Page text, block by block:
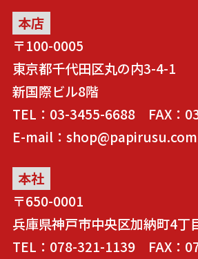
本店
〒100-0005
東京都千代田区丸の内3-4-1
新国際ビル8階
TEL：03-3455-6688 FAX：
E-mail：shop@papirusu.com
本社
〒650-0001
兵庫県神戸市中央区加納町4丁
TEL：078-321-1139 FAX：